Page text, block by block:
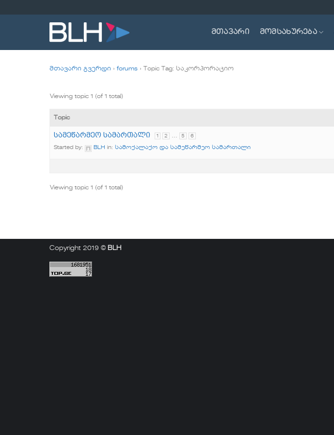
to
მთავარი მომსახურება
მთავარი გვერდი › forums › Topic Tag: საკორპორაციო
Viewing topic 1 (of 1 total)
Topic
სამეწარმეო სამართალი 1 2 … 5 6
Started by: BLH in: სამოქალაქო და სამეწარმეო სამართალი
Viewing topic 1 (of 1 total)
Copyright 2019 © BLH